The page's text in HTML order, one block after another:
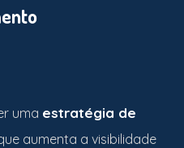
uma estratégia de
aumenta a visibilidade